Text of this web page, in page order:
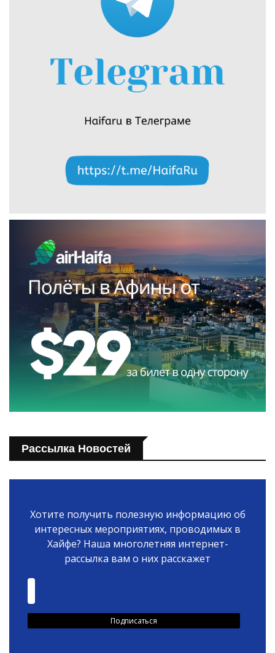
Рассылка Новостей
Хотите получить полезную информацию об
интересных мероприятиях, проводимых в
Хайфе? Наша многолетняя интернет-
рассылка вам о них расскажет